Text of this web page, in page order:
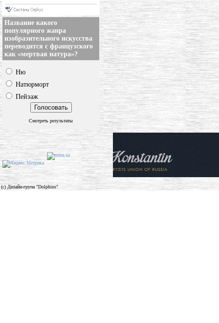
Название какого
популярного жанра
изобразительного искусства
переводится с французского
как «мертвая натура»?
Ню
Натюрморт
Пейзаж
Смотреть результаты
(c) Дизайн-група "Dolphins"